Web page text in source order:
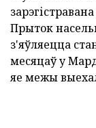
Прыток
з'яўляецца
месяцаў у
яе межы